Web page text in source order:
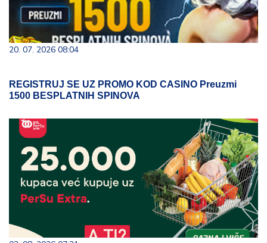
20. 07. 2026 08:04
REGISTRUJ SE UZ PROMO KOD CASINO Preuzmi
1500 BESPLATNIH SPINOVA